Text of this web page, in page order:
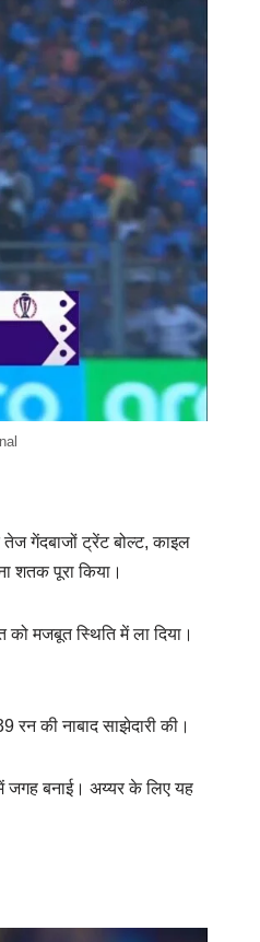
गेंदबाजों ट्रेंट बोल्ट, काइल
शतक पूरा किया।
मजबूत स्थिति में ला दिया।
की नाबाद साझेदारी की।
जगह बनाई। अय्यर के लिए यह